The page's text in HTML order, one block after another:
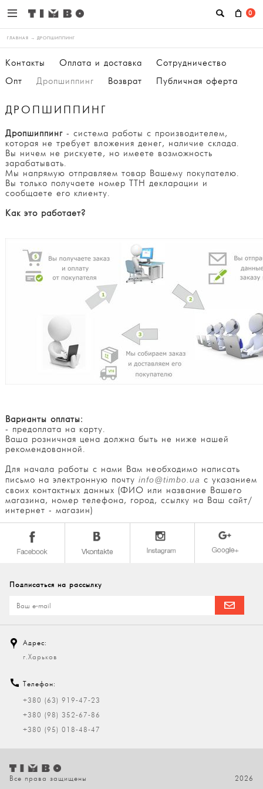
0
ГЛАВНАЯ → ДРОПШИППИНГ
Контакты Оплата и доставка
Сотрудничество
Опт
Дропшиппинг Возврат Публичная оферта
ДРОПШИППИНГ
Дропшиппинг- система работы с производителем,
которая не требует вложения денег, наличие склада.
Вы ничем не рискуете, но имеете возможность
зарабатывать.
Мы напрямую отправляем товар Вашему покупателю.
Вы только получаете номер ТТН декларации и
сообщаете его клиенту.
Как это работает?
Варианты оплаты:
- предоплата на карту.
Ваша розничная цена должна быть не ниже нашей
рекомендованной.
Для начала работы с нами Вам необходимо написать
письмо на электронную почту info@timbo.ua с указанием
своих контактных данных (ФИО или название Вашего
магазина, номер телефона, город, ссылку на Ваш сайт/
интернет - магазин)
Подписаться на рассылку
Адрес:
г.Харьков
Телефон:
+380 (63) 919-47-23
+380 (98) 352-67-86
+380 (95) 018-48-47
Все права защищены 2026